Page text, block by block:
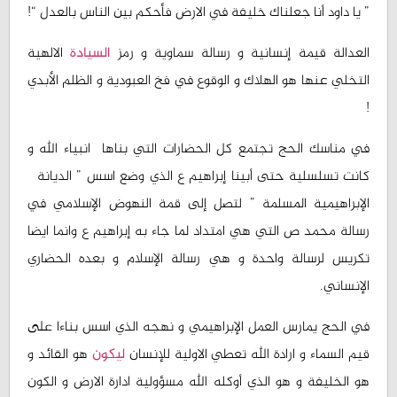
” يا داود أنا جعلناك خليفة في الارض فأحكم بين الناس بالعدل “!
العدالة قيمة إنسانية و رسالة سماوية و رمز السيادةالالهية
التخلي عنها هو الهلاك و الوقوع في فخ العبودية و الظلم الأبدي
!
في مناسك الحج تجتمع كل الحضارات التي بناها انبياء الله و
كانت تسلسلية حتى أبينا إبراهيم ع الذي وضع اسس ” الديانة
الإبراهيمية المسلمة ” لتصل إلى قمة النهوض الإسلامي في
رسالة محمد ص التي هي امتداد لما جاء به إبراهيم ع وانما ايضا
تكريس لرسالة واحدة و هي رسالة الإسلام و بعده الحضاري
الإنساني.
في الحج يمارس العمل الإبراهيمي و نهجه الذي اسس بناءا على
قيم السماء و ارادة الله تعطي الاولية للإنسانليكون هو القائد و
هو الخليفة و هو الذي أوكله الله مسؤولية ادارة الارض و الكون